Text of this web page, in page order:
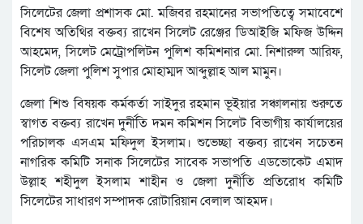
সিলেটের জেলা প্রশাসক মো. মজিবর রহমানের সভাপতিত্বে সমাবেশে
বিশেষ অতিথির বক্তব্য রাখেন সিলেট রেঞ্জের ডিআইজি মফিজ উদ্দিন
আহমেদ, সিলেট মেট্রোপলিটন পুলিশ কমিশনার মো. নিশারুল আরিফ,
সিলেট জেলা পুলিশ সুপার মোহাম্মদ আব্দুল্লাহ আল মামুন।
জেলা শিশু বিষয়ক কর্মকর্তা সাইদুর রহমান ভূইয়ার সঞ্চালনায় শুরুতে
স্বাগত বক্তব্য রাখেন দুর্নীতি দমন কমিশন সিলেট বিভাগীয় কার্যালয়ের
পরিচালক এসএম মফিদুল ইসলাম। শুভেচ্ছা বক্তব্য রাখেন সচেতন
নাগরিক কমিটি সনাক সিলেটের সাবেক সভাপতি এডভোকেট এমাদ
উল্লাহ শহীদুল ইসলাম শাহীন ও জেলা দুর্নীতি প্রতিরোধ কমিটি
সিলেটের সাধারণ সম্পাদক রোটারিয়ান বেলাল আহমদ।